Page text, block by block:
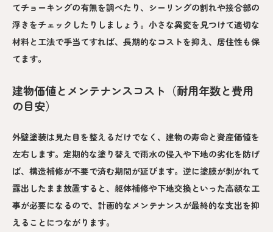
てチョーキングの有無を調べたり、シーリングの割れや接合部の
浮きをチェックしたりしましょう。小さな異変を見つけて適切な
材料と工法で手当てすれば、長期的なコストを抑え、居住性も保
てます。
建物価値とメンテナンスコスト（耐用年数と費用
の目安）
外壁塗装は見た目を整えるだけでなく、建物の寿命と資産価値を
左右します。定期的な塗り替えで雨水の侵入や下地の劣化を防げ
ば、構造補修が不要で済む期間が延びます。逆に塗膜が剥がれて
露出したまま放置すると、躯体補修や下地交換といった高額な工
事が必要になるので、計画的なメンテナンスが最終的な支出を抑
えることにつながります。